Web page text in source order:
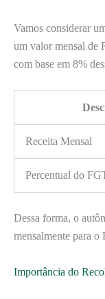
Vamos considerar
um valor mensal de
com base em 8%
Receita Mensal
Percentual do
Dessa forma, o
mensalmente para o
Importância do